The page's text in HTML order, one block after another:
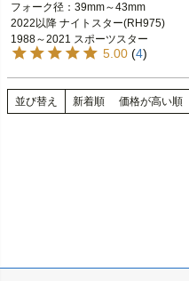
39mm～43mmフォーク装着車
1988～2021 スポーツスター
※2016～2021 XL1200X/Sは不可
1991～2005 ダイナ
2000～2017 ソフテイル
※FXCW/C、FXSB/SE、FXSEは不可
フォーク径：39mm～43mm
2022以降 ナイトスター(RH975)
1988～2021 スポーツスター
2000～2017 ソフテイル
5.00 (4)
並び替え 新着順 価格が高い順